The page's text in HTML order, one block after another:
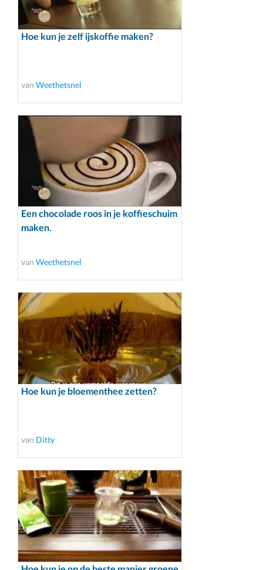
Hoe kun je zelf ijskoffie maken?
van Weethetsnel
Een chocolade roos in je koffieschuim
maken.
van Weethetsnel
Hoe kun je bloementhee zetten?
van Ditty